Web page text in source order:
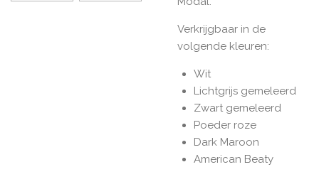
Verkrijgbaar in de
volgende kleuren:
Wit
Lichtgrijs gemeleerd
Zwart gemeleerd
Poeder roze
Dark Maroon
American Beaty